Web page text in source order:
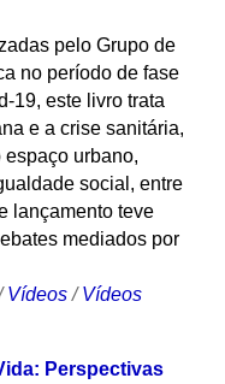
pelo Grupo de
no período de fase
19, este livro trata
e a crise sanitária,
urbano,
social, entre
lançamento teve
mediados por
Vídeos /Vídeos
Perspectivas